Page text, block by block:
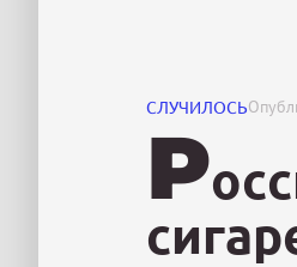
СЛУЧИЛОСЬ
Р